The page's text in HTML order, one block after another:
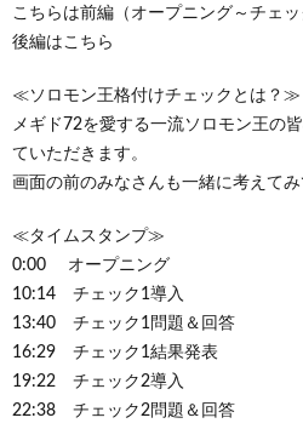
こちらは前編（オープニング～チェッ
後編はこちら
≪ソロモン王格付けチェックとは？≫
メギド72を愛する一流ソロモン王の
ていただきます。
画面の前のみなさんも一緒に考えてみ
≪タイムスタンプ≫
0:00 オープニング
10:14 チェック1導入
13:40 チェック1問題＆回答
16:29 チェック1結果発表
19:22 チェック2導入
22:38 チェック2問題＆回答